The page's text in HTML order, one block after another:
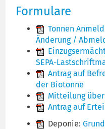
Formulare
Tonnen
Änderung /
SEPA-
Antrag auf
der Biotonne
Mitteilung
Antrag auf
Deponie: